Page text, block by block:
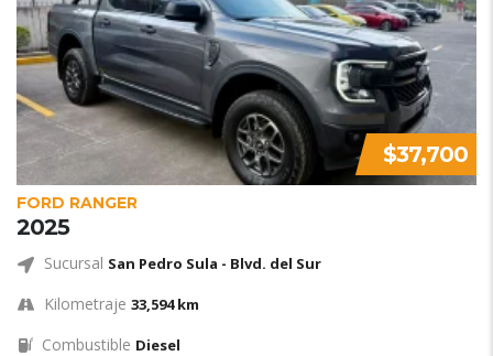
$37,700
FORD RANGER
2025
Sucursal San Pedro Sula - Blvd. del Sur
Kilometraje 33,594 km
Combustible Diesel